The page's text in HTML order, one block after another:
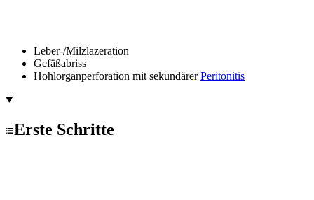
Leber-/Milzlazeration
Gefäßabriss
Hohlorganperforation mit sekundärerPeritonitis
Erste Schritte